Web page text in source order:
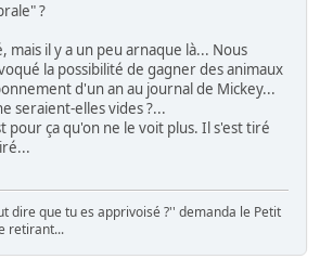
?
mais il y a un peu arnaque là... Nous
la possibilité de gagner des animaux
d'un an au journal de Mickey...
seraient-elles vides ?...
pour ça qu'on ne le voit plus. Il s'est tiré
dire que tu es apprivoisé ?'' demanda le Petit
retirant...